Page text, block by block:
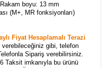
boyu: 13 mm
(M+, MR fonksiyonları)
Fiyat Hesaplamalı Terazi
gibi, telefon
Sipariş verebilirsiniz.
Taksit imkanıyla bu ürünü